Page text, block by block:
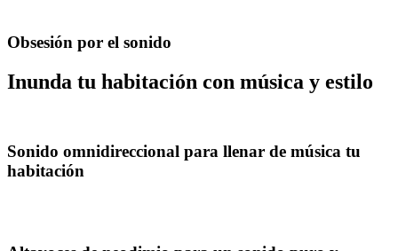
Obsesión por el sonido
Inunda tu habitación con música y estilo
Sonido omnidireccional para llenar de música tu
habitación